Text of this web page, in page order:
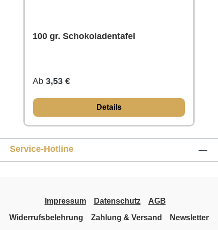
100 gr. Schokoladentafel
Regulärer Preis:
Ab 3,53 €
Details
Service-Hotline
Impressum Datenschutz
AGB
Widerrufsbelehrung
Zahlung & Versand Newsletter